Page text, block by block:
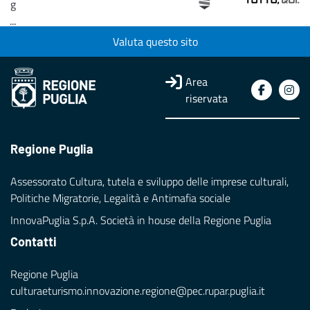
g
...
Valuta questo sito
Area
riservata
Regione Puglia
Assessorato Cultura, tutela e sviluppo delle imprese culturali,
Politiche Migratorie, Legalità e Antimafia sociale
InnovaPuglia S.p.A. Società in house della Regione Puglia
Contatti
Regione Puglia
culturaeturismo.innovazione.regione@pec.rupar.puglia.it